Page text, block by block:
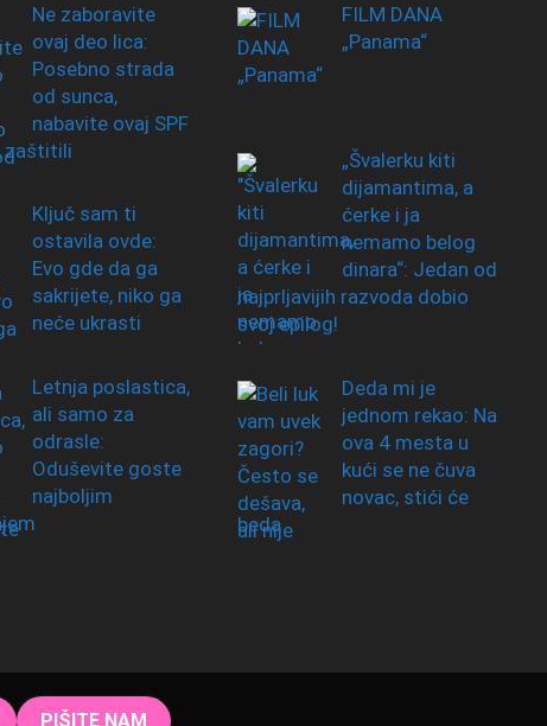
Ne zaboravite
ovaj deo lica:
Posebno strada
od sunca,
nabavite ovaj SPF
zaštitili
Ključ sam ti
ostavila ovde:
Evo gde da ga
sakrijete, niko ga
neće ukrasti
Letnja poslastica,
ali samo za
odrasle:
Oduševite goste
najboljim
FILM DANA
„Panama“
„Švalerku kiti
dijamantima, a
ćerke i ja
nemamo belog
dinara“: Jedan od
najprljavijih razvoda dobio
svoj epilog!
Deda mi je
jednom rekao: Na
ova 4 mesta u
kući se ne čuva
novac, stići će
beda
PIŠITE NAM